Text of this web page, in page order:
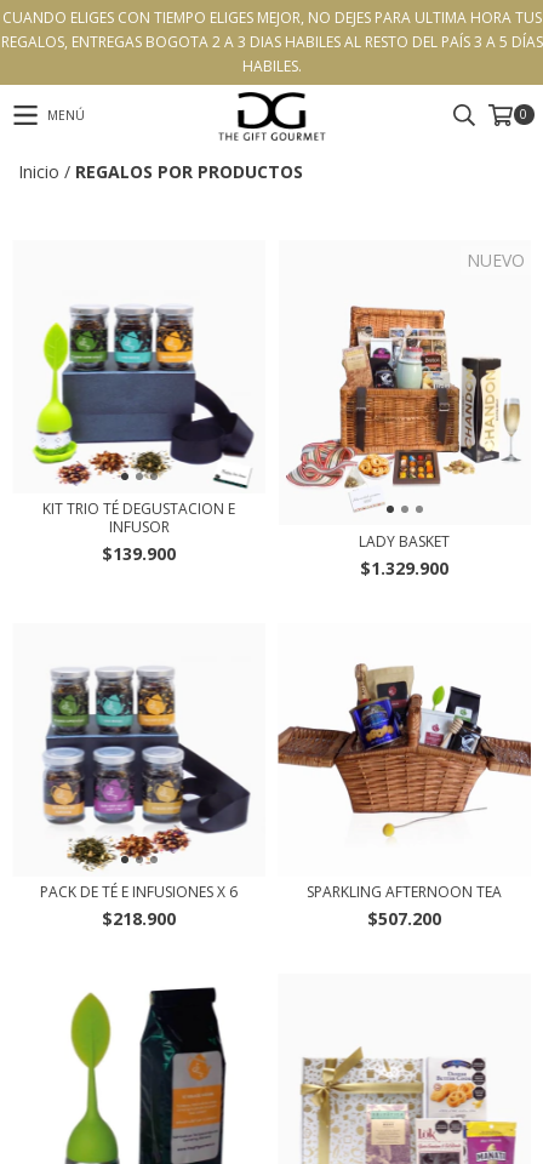
CUANDO ELIGES CON TIEMPO ELIGES MEJOR, NO DEJES PARA ULTIMA HORA TUS
REGALOS, ENTREGAS BOGOTA 2 A 3 DIAS HABILES AL RESTO DEL PAÍS 3 A 5 DÍAS
HABILES.
MENÚ 0
Inicio / REGALOS POR PRODUCTOS
KIT TRIO TÉ DEGUSTACION E
INFUSOR
$139.900
NUEVO
LADY BASKET
$1.329.900
PACK DE TÉ E INFUSIONES X 6
$218.900
SPARKLING AFTERNOON TEA
$507.200